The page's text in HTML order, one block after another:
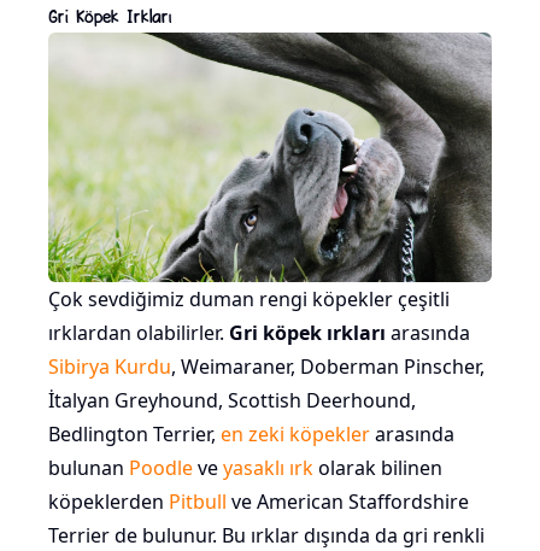
Gri Köpek Irkları
Çok sevdiğimiz duman rengi köpekler çeşitli
ırklardan olabilirler. Gri köpek ırkları arasında
Sibirya Kurdu, Weimaraner, Doberman Pinscher,
İtalyan Greyhound, Scottish Deerhound,
Bedlington Terrier, en zeki köpeklerarasında
bulunan Poodleveyasaklı ırkolarak bilinen
köpeklerden Pitbull ve American Staffordshire
Terrier de bulunur. Bu ırklar dışında da gri renkli